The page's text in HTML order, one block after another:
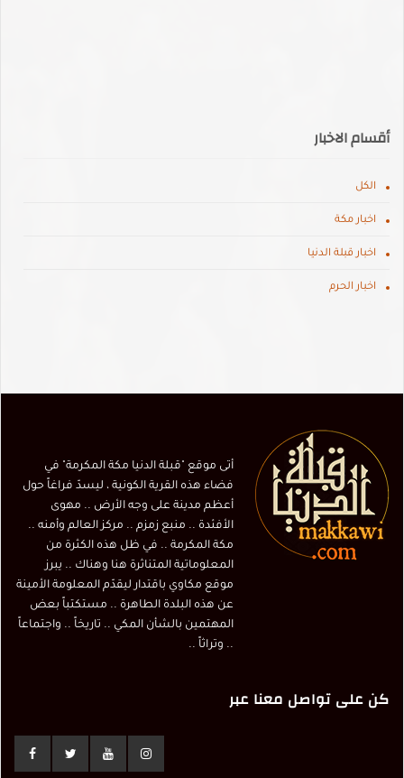
أقسام الاخبار
الكل
اخبار مكة
اخبار قبلة الدنيا
اخبار الحرم
أتى موقع "قبلة الدنيا مكة المكرمة" في
فضاء هذه القرية الكونية ، ليسدّ فراغاً حول
أعظم مدينة على وجه الأرض .. مهوى
الأفئدة .. منبع زمزم .. مركز العالم وأمنه ..
مكة المكرمة .. في ظل هذه الكثرة من
المعلوماتية المتناثرة هنا وهناك .. يبرز
موقع مكاوي باقتدار ليقدّم المعلومة الأمينة
عن هذه البلدة الطاهرة .. مستكتباً بعض
المهتمين بالشأن المكي .. تاريخاً .. واجتماعاً
.. وتراثاً ..
كن على تواصل معنا عبر